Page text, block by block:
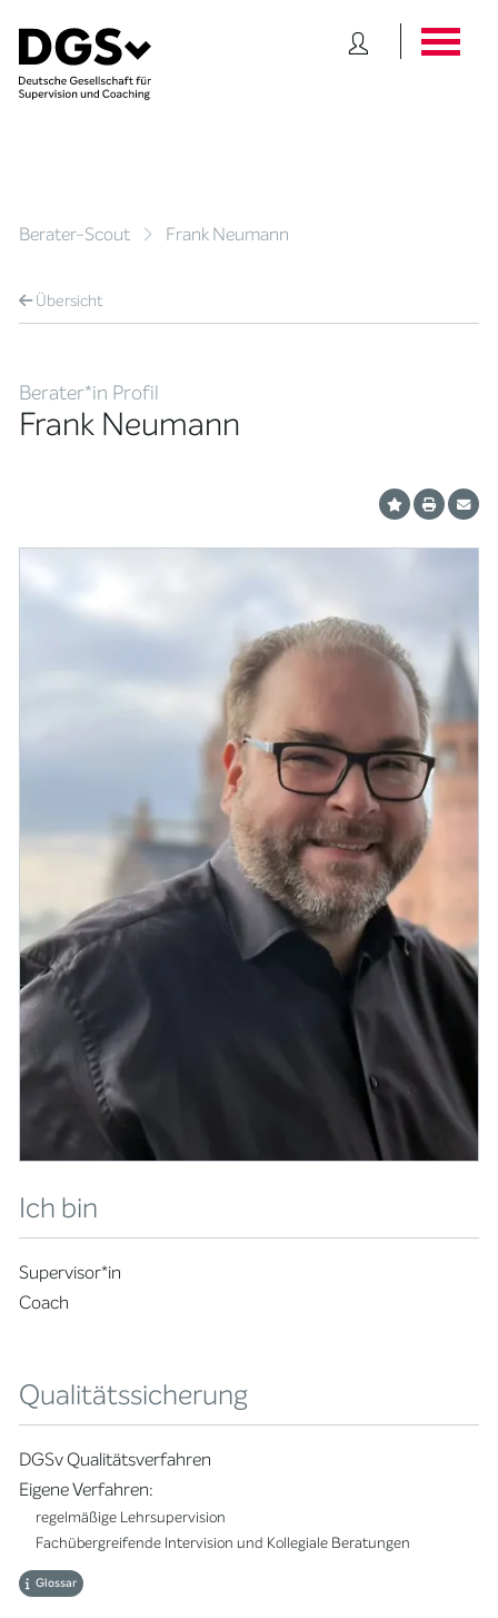
Berater-Scout Frank Neumann
Übersicht
Berater*in Profil
Frank Neumann
Ich bin
Supervisor*in
Coach
Qualitätssicherung
DGSv Qualitätsverfahren
Eigene Verfahren:
regelmäßige Lehrsupervision
Fachübergreifende Intervision und Kollegiale Beratungen
Glossar